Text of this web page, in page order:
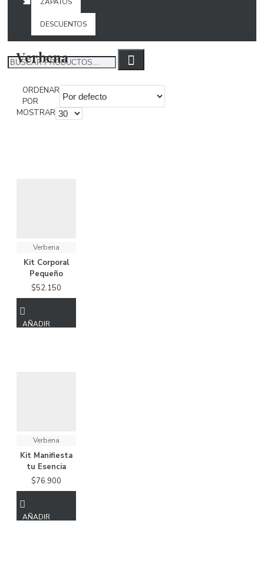
DESCUENTOS
Belleza
Verbena
ORDENAR
POR
MOSTRAR
Verbena
Kit Corporal
Pequeño
$52.150
AÑADIR
Verbena
Kit Manifiesta
tu Esencia
$76.900
AÑADIR